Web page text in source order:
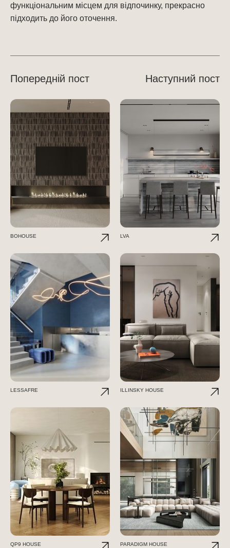
функціональним місцем для відпочинку, прекрасно
підходить до його оточення.
Попередній пост Наступний пост
BOHOUSE LVA
LESSAFRE ILLINSKY HOUSE
QP9 HOUSE PARADIGM HOUSE